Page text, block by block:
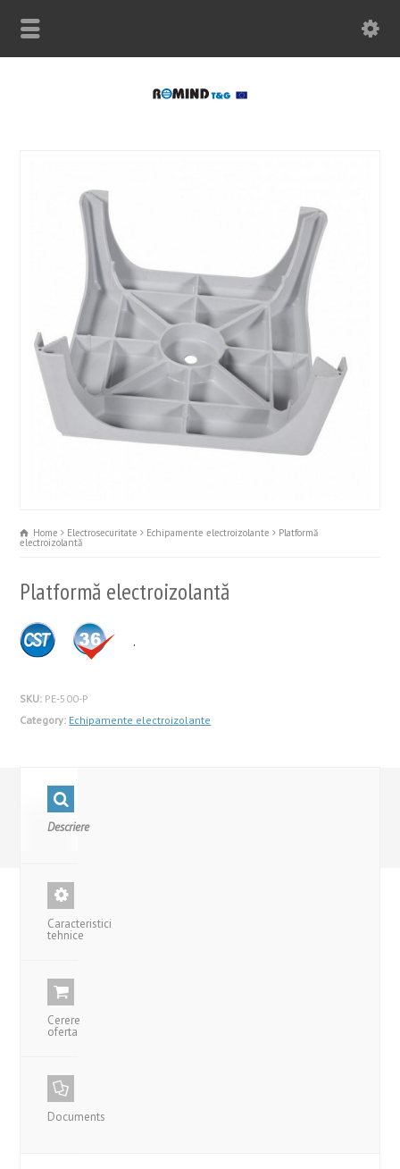
Home Electrosecuritate Echipamente electroizolante Platformă
electroizolantă
Platformă electroizolantă
.
SKU: PE-500-P
Category: Echipamente electroizolante
Descriere
Caracteristici
tehnice
Cerere
oferta
Documents